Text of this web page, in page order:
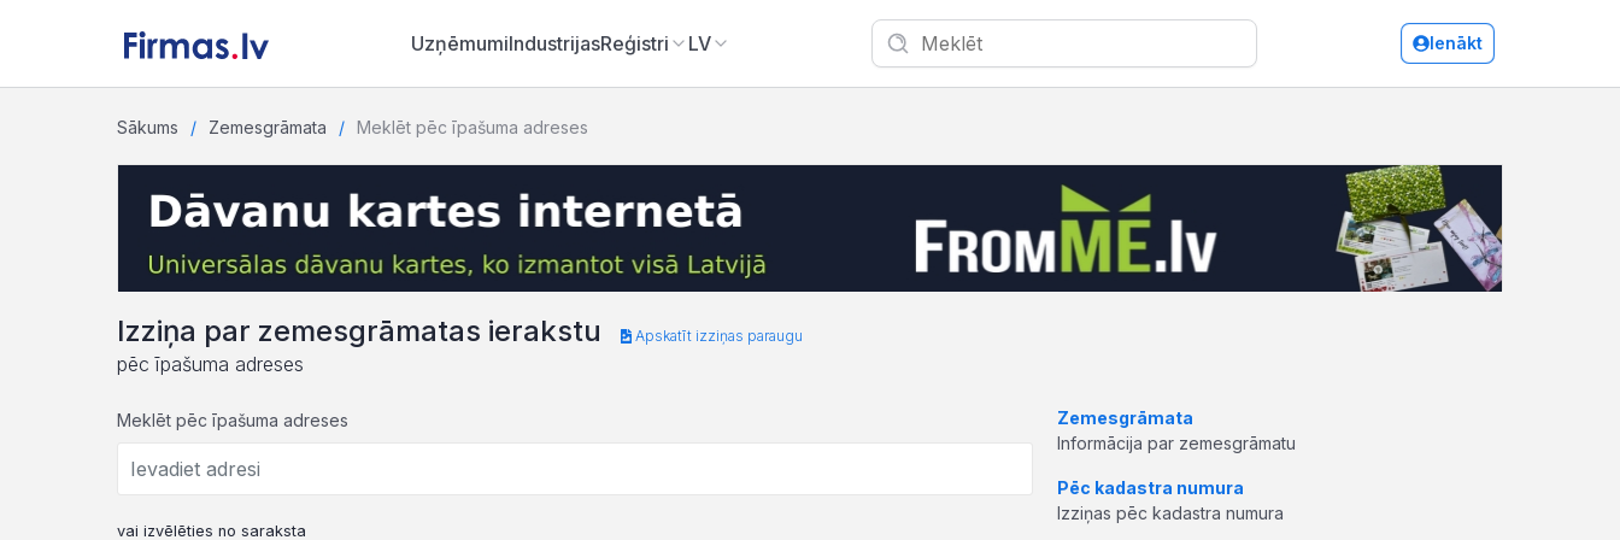
UzņēmumiIndustrijasReģistri LV Ienākt
Sākums Zemesgrāmata Meklēt pēc īpašuma adreses
Izziņa par zemesgrāmatas ierakstu
pēc īpašuma adreses
Apskatīt izziņas paraugu
Meklēt pēc īpašuma adreses
vai izvēlēties no saraksta
Zemesgrāmata
Informācija par zemesgrāmatu
Pēc kadastra numura
Izziņas pēc kadastra numura